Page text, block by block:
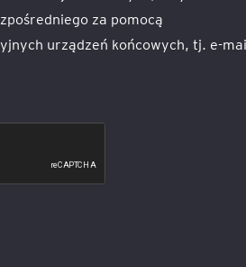
za pomocą
urządzeń końcowych, tj. e-